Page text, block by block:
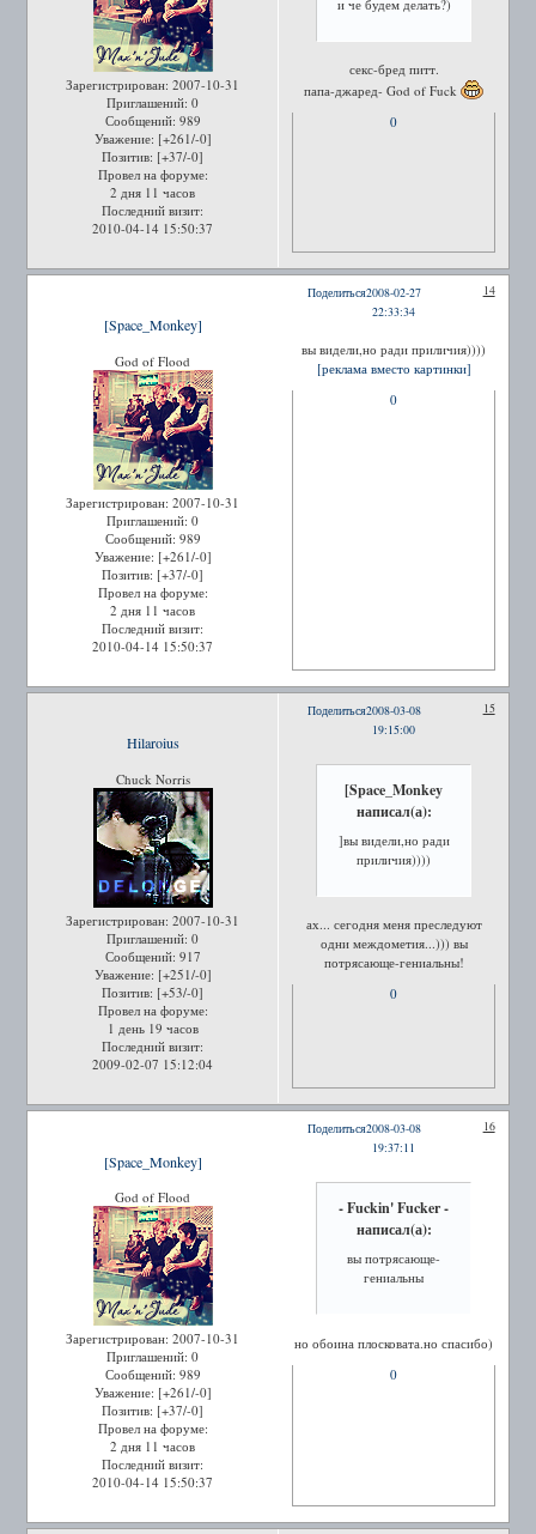
Зарегистрирован: 2007-10-31
Приглашений: 0
Сообщений: 989
Уважение: [+261/-0]
Позитив: [+37/-0]
Провел на форуме:
2 дня 11 часов
Последний визит:
2010-04-14 15:50:37
и че будем делать?)
секс-бред питт.
папа-джаред- God of Fuck
0
Поделиться 14
2008-02-27
22:33:34
[Space_Monkey]
God of Flood
Зарегистрирован: 2007-10-31
Приглашений: 0
Сообщений: 989
Уважение: [+261/-0]
Позитив: [+37/-0]
Провел на форуме:
2 дня 11 часов
Последний визит:
2010-04-14 15:50:37
вы видели,но ради приличия))))
[реклама вместо картинки]
0
Поделиться 15
2008-03-08
19:15:00
Hilaroius
Chuck Norris
Зарегистрирован: 2007-10-31
Приглашений: 0
Сообщений: 917
Уважение: [+251/-0]
Позитив: [+53/-0]
Провел на форуме:
1 день 19 часов
Последний визит:
2009-02-07 15:12:04
[Space_Monkey
написал(а):
]вы видели,но ради
приличия))))
ах... сегодня меня преследуют
одни междометия...))) вы
потрясающе-гениальны!
0
Поделиться 16
2008-03-08
19:37:11
[Space_Monkey]
God of Flood
Зарегистрирован: 2007-10-31
Приглашений: 0
Сообщений: 989
Уважение: [+261/-0]
Позитив: [+37/-0]
Провел на форуме:
2 дня 11 часов
Последний визит:
2010-04-14 15:50:37
- Fuckin' Fucker -
написал(а):
вы потрясающе-
гениальны
но обоина плосковата.но спасибо)
0